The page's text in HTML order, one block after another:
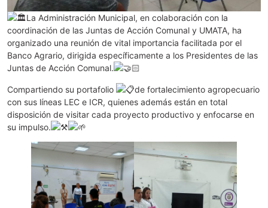
La Administración Municipal, en colaboración con la
coordinación de las Juntas de Acción Comunal y UMATA, ha
organizado una reunión de vital importancia facilitada por el
Banco Agrario, dirigida específicamente a los Presidentes de las
Juntas de Acción Comunal.
Compartiendo su portafolio
de fortalecimiento agropecuario
con sus líneas LEC e ICR, quienes además están en total
disposición de visitar cada proyecto productivo y enfocarse en
su impulso.